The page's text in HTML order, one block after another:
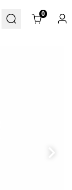
Cart0